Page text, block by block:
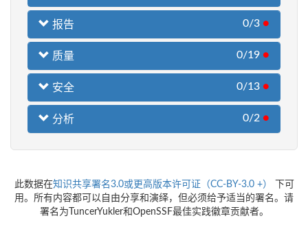
报告 0/3 ●
质量 0/19 ●
安全 0/13 ●
分析 0/2 ●
此数据在知识共享署名3.0或更高版本许可证（CC-BY-3.0 +）
下可
用。所有内容都可以自由分享和演绎，但必须给予适当的署名。请
署名为TuncerYukler和OpenSSF最佳实践徽章贡献者。